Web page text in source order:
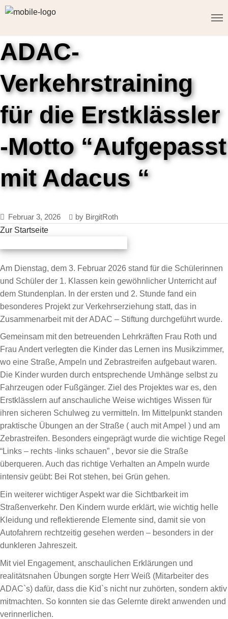
ADAC-
Verkehrstraining
für die Erstklässler
-Motto “Aufgepasst
mit Adacus “
Februar 3, 2026 by BirgitRoth
Zur Startseite
Am Dienstag, dem 3. Februar 2026 stand für die Schülerinnen
und Schüler der 1. Klassen kein gewöhnlicher Unterricht auf
dem Stundenplan. In der ersten und 2. Stunde fand ein
besonderes Projekt zur Verkehrserziehung statt, das in
Zusammenarbeit mit der ADAC – Stiftung durchgeführt wurde.
Gemeinsam mit den betreuenden Lehrkräften Frau Roth und
Frau Andert verlegten die Kinder das Lernen ins Musikzimmer,
wo eine Straße, Ampeln und Zebrastreifen aufgebaut waren.
Die Kinder wurden durch entsprechende Umhänge selbst zu
Fahrzeugen oder Fußgänger. Ziel des Projektes war es, den
Erstklässlern auf anschauliche Weise wichtiges Wissen für
ihren sicheren Schulweg zu vermitteln. Im Mittelpunkt standen
praktische Übungen an der Straße ( auch mit Ampel ) und am
Zebrastreifen. Besonders eingeprägt wurde die wichtige Regel
“Links – rechts -links schauen” , bevor sie die Straße
überqueren. Auch das richtige Verhalten an Ampeln wurde
intensiv geübt: Bei Rot stehen, bei Grün gehen.
Ein weiterer wichtiger Aspekt war die Sichtbarkeit im
Straßenverkehr. Den Kindern wurde erklärt, wie wichtig helle
Kleidung und reflektierende Elemente sind, damit sie von
Autofahrern rechtzeitig gesehen werden – besonders in der
dunkleren Jahreszeit.
Mit viel Engagement, anschaulichen Erklärungen und
realitätsnahen Übungen sorgte Herr Weiß (Mitarbeiter des
ADAC`s) dafür, dass die Kid`s nicht nur zuhörten, sondern aktiv
mitmachten. So konnten sie das Gelernte direkt anwenden und
verinnerlichen.